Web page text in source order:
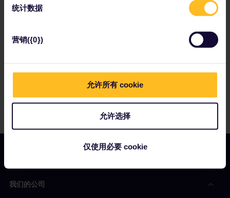
统计数据
营销({0})
允许所有 cookie
允许选择
仅使用必要 cookie
我们的公司